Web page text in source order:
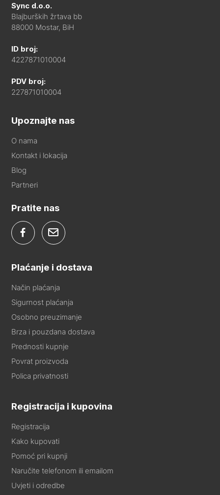
Sync d.o.o.
Blajburških žrtava bb
88000 Mostar, BiH
ID broj:
4227871010004
PDV broj:
227871010004
Upoznajte nas
O nama
Kontakt i lokacija
Blog
Partneri
Pratite nas
Plaćanje i dostava
Način plaćanja
Sigurnost plaćanja
Osobno preuzimanje
Brza i pouzdana dostava
Prednosti kupnje
Povrat proizvoda
Polica privatnosti
Registracija i kupovina
Registracija
Kako kupovati
Pomoć pri kupnji
Naručite telefonom ili emailom
Uvjeti i odredbe